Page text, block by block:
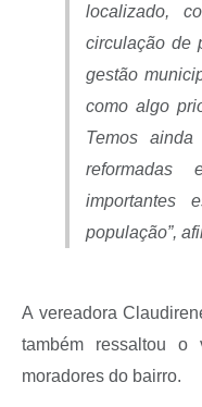
localizado,
circulação de
gestão
como algo
Temos
reformadas
importantes
população”,
A vereadora
também ressaltou
moradores do bairro.